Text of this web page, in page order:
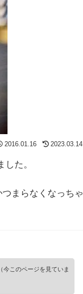
2016.01.16 2023.03.14
た。
まらなくなっちゃ
（今このページを見ていま